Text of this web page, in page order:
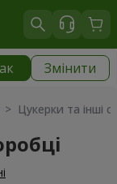
Змінити
Цукерки та інші